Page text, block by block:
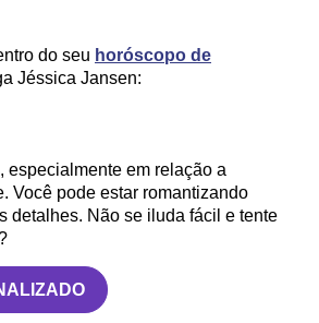
do seu horóscopo de
Jéssica Jansen:
especialmente em relação a
Você pode estar romantizando
detalhes. Não se iluda fácil e tente